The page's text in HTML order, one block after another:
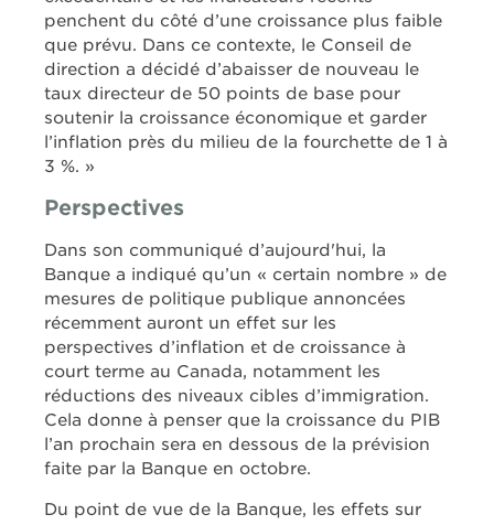
penchent du côté d’une croissance plus faible
que prévu. Dans ce contexte, le Conseil de
direction a décidé d’abaisser de nouveau le
taux directeur de 50 points de base pour
soutenir la croissance économique et garder
l’inflation près du milieu de la fourchette de 1 à
3 %. »
Perspectives
Dans son communiqué d’aujourd'hui, la
Banque a indiqué qu’un « certain nombre » de
mesures de politique publique annoncées
récemment auront un effet sur les
perspectives d’inflation et de croissance à
court terme au Canada, notamment les
réductions des niveaux cibles d’immigration.
Cela donne à penser que la croissance du PIB
l’an prochain sera en dessous de la prévision
faite par la Banque en octobre.
Du point de vue de la Banque, les effets sur